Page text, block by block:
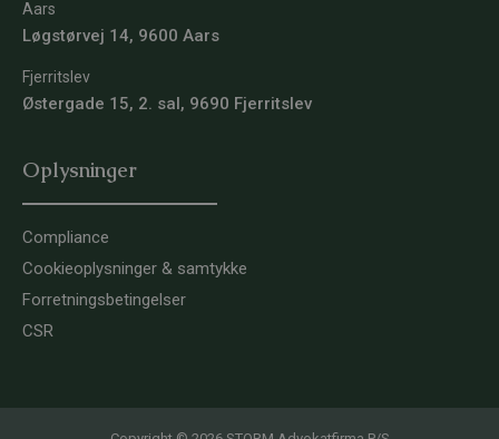
Aars
Løgstørvej 14, 9600 Aars
Fjerritslev
Østergade 15, 2. sal, 9690 Fjerritslev
Oplysninger
Compliance
Cookieoplysninger & samtykke
Forretningsbetingelser
CSR